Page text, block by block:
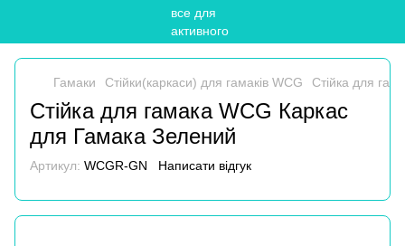
Гамаки Стійки(каркаси) для гамаків WCG Стійка для
Стійка для гамака WCG Каркас
для Гамака Зелений
Артикул: WCGR-GN Написати відгук